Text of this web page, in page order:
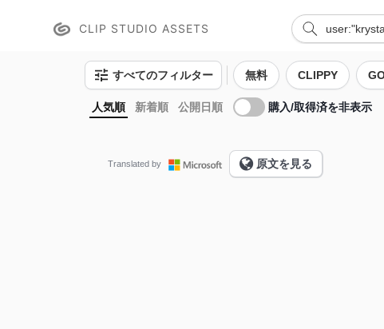
CLIP STUDIO ASSETS
すべてのフィルター 無料 CLIPPY
人気順 新着順 公開日順 購入/取得済を非表示
Translated by 原文を見る